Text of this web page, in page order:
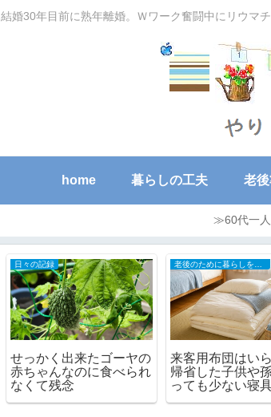
結婚30年目前に熟年離婚。Ｗワーク奮闘中にリウマ
home 暮らしの工夫 老
≫60代一人
50～60代の家計簿
AIに忖度された？
【2026年7月】熟年離婚
後の60代一人暮らしの
関節リウマチ初期症状と治療の全記録
ブログの更新頻
してみて分かっ
メリットとデメ